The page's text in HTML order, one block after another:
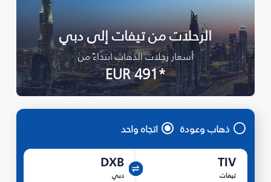
الرحلات من تيفات إلى دبي
أسعار رحلات الذهاب ابتداءً من
*EUR 491
ذهاب وعودة اتجاه واحد
TIV
تيفات
DXB
دبي